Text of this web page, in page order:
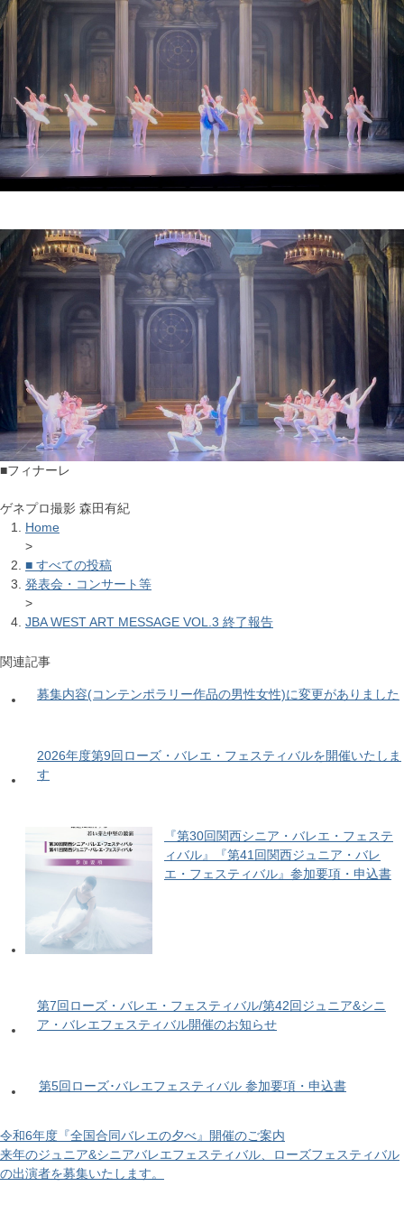
■フィナーレ
ゲネプロ撮影 森田有紀
Home
>
■ すべての投稿
発表会・コンサート等
>
JBA WEST ART MESSAGE VOL.3 終了報告
関連記事
募集内容(コンテンポラリー作品の男性女性)に変更がありました
2026年度第9回ローズ・バレエ・フェスティバルを開催いたしま
す
『第30回関西シニア・バレエ・フェステ
ィバル』『第41回関西ジュニア・バレ
エ・フェスティバル』参加要項・申込書
第7回ローズ・バレエ・フェスティバル/第42回ジュニア&シニ
ア・バレエフェスティバル開催のお知らせ
第5回ローズ･バレエフェスティバル 参加要項・申込書
令和6年度『全国合同バレエの夕べ』開催のご案内
来年のジュニア&シニアバレエフェスティバル、ローズフェスティバル
の出演者を募集いたします。